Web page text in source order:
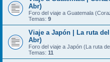
Abr)
Foro del viaje a Guatemala
Temas: 9
Viaje a Japón | La ruta
Abr)
Foro del viaje a Japón (La ruta
Temas: 11